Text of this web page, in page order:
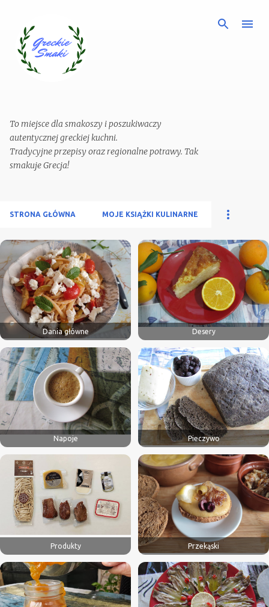
To miejsce dla smakoszy i poszukiwaczy
autentycznej greckiej kuchni.
Tradycyjne przepisy oraz regionalne potrawy. Tak
STRONA GŁÓWNA MOJE KSIĄŻKI KULINARNE
Dania główne Desery
Napoje Pieczywo
Produkty Przekąski